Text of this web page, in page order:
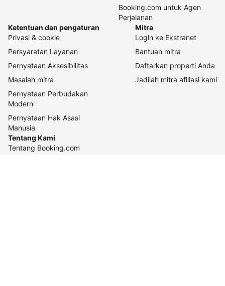
Booking.com untuk Agen
Perjalanan
Ketentuan dan pengaturan
Privasi & cookie
Persyaratan Layanan
Pernyataan Aksesibilitas
Masalah mitra
Pernyataan Perbudakan
Modern
Pernyataan Hak Asasi
Manusia
Mitra
Login ke Ekstranet
Bantuan mitra
Daftarkan properti Anda
Jadilah mitra afiliasi kami
Tentang Kami
Tentang Booking.com